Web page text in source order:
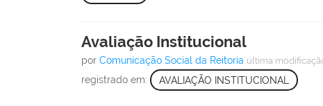
Avaliação Institucional
porComunicação Social da Reitoria última
registrado em: AVALIAÇÃO INSTITUCIONAL